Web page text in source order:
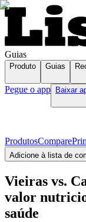
Guias
Produto Guias
Pegue o app Baixar
ProdutosCompare
Adicione à lista de
Vieiras vs.
valor
saúde